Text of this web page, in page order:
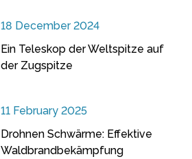
18 December 2024
Ein Teleskop der Weltspitze auf
der Zugspitze
11 February 2025
Drohnen Schwärme: Effektive
Waldbrandbekämpfung